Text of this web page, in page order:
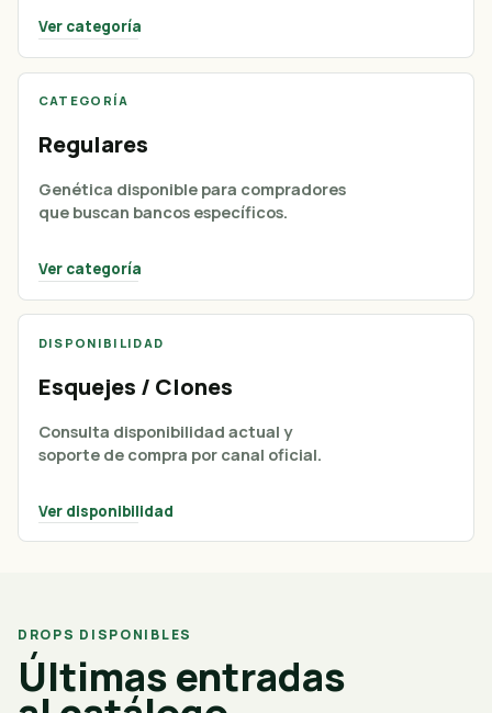
Ver categoría
CATEGORÍA
Regulares
Genética disponible para compradores
que buscan bancos específicos.
Ver categoría
DISPONIBILIDAD
Esquejes / Clones
Consulta disponibilidad actual y
soporte de compra por canal oficial.
Ver disponibilidad
DROPS DISPONIBLES
Últimas entradas